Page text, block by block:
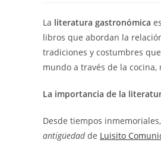
entrada:
La literatura gastronómica
libros que abordan la
tradiciones y costumbres
mundo a través de la
La importancia de la
Desde tiempos
antigüedadde Luisito